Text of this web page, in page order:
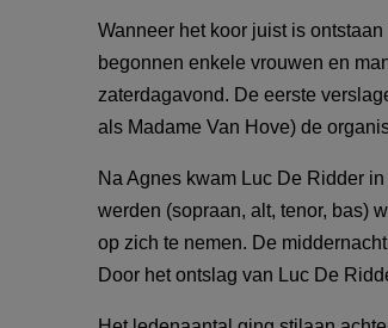
Wanneer het koor juist is
begonnen enkele vrouwen en
zaterdagavond. De eerste
als Madame Van Hove) de
Na Agnes kwam Luc De Ridder
werden (sopraan, alt, tenor, bas)
op zich te nemen. De
Door het ontslag van Luc De